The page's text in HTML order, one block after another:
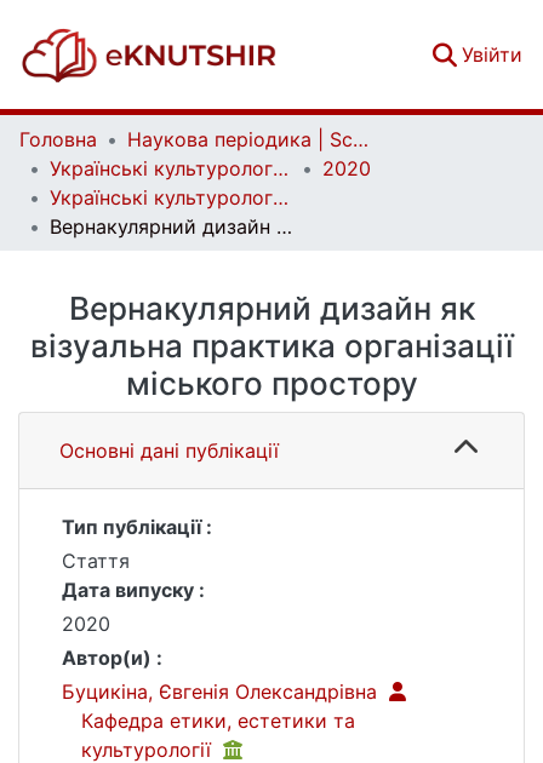
Увійти
Головна
Наукова періодика | Scientific periodicals
Українські культурологічні студії | Ukrainian Cultural Studies
2020
Українські культурологічні студії. № 1 (6)
Вернакулярний дизайн як візуальна практика організації міського простору
Вернакулярний дизайн як
візуальна практика організації
міського простору
Основні дані публікації
Тип публікації :
Стаття
Дата випуску :
2020
Автор(и) :
Буцикіна, Євгенія Олександрівна
Кафедра етики, естетики та
культурології